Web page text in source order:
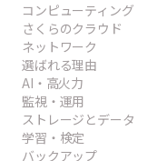
コンピューティング
さくらのクラウド
ネットワーク
選ばれる理由
AI・高火力
監視・運用
ストレージとデータ
学習・検定
バックアップ